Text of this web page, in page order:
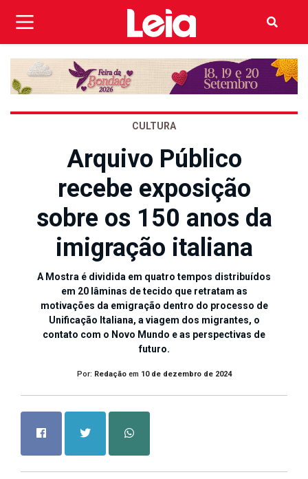
CULTURA
Arquivo Público
recebe exposição
sobre os 150 anos da
imigração italiana
A Mostra é dividida em quatro tempos distribuídos
em 20 lâminas de tecido que retratam as
motivações da emigração dentro do processo de
Unificação Italiana, a viagem dos migrantes, o
contato com o Novo Mundo e as perspectivas de
futuro.
Por: Redaçãoem 10 de dezembro de 2024